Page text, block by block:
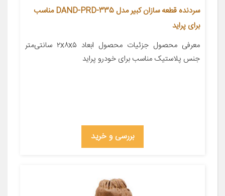
سردنده قطعه سازان کبیر مدل DAND-PRD-335 مناسب
برای پراید
معرفی محصول جزئیات محصول ابعاد ۲x۸x۵ سانتی‌متر
جنس پلاستیک مناسب برای خودرو پراید
بررسی و خرید